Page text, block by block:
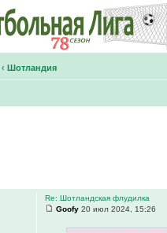
‹ Шотландия
Re: Шотландская флудилка
Goofy 20 июл 2024, 15:26